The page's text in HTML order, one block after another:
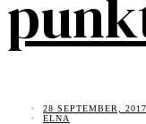
28 SEPTEMBER, 2017
ELNA